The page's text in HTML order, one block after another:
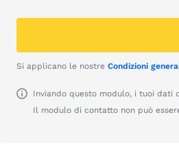
Si applicano le nostre Condizioni
Inviando questo modulo, i tuoi
Il modulo di contatto non può